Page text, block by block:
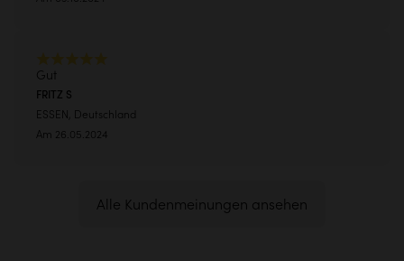
Gut
FRITZ S
ESSEN, Deutschland
Am 26.05.2024
Alle Kundenmeinungen ansehen